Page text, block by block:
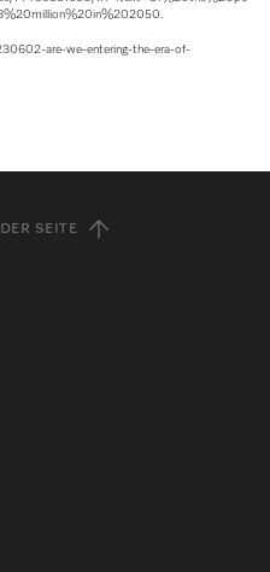
are-we-entering-the-era-of-
SEITE